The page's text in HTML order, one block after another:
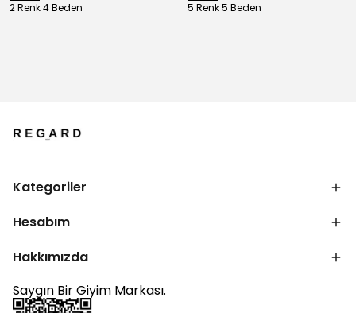
2 Renk 4 Beden 5 Renk 5 Beden
Kategoriler
Hesabım
Hakkımızda
Saygın Bir Giyim Markası.